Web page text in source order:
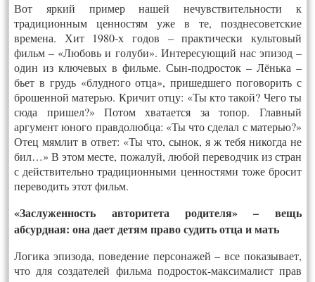
Вот яркий пример нашей нечувствительности к
традиционным ценностям уже в те, позднесоветские
времена. Хит 1980-х годов – практически культовый
фильм – «Любовь и голуби». Интересующий нас эпизод –
один из ключевых в фильме. Сын-подросток – Лёнька –
бьет в грудь «блудного отца», пришедшего поговорить с
брошенной матерью. Кричит отцу: «Ты кто такой? Чего ты
сюда пришел?» Потом хватается за топор. Главный
аргумент юного правдолюбца: «Ты что сделал с матерью?»
Отец мямлит в ответ: «Ты что, сынок, я ж тебя никогда не
бил…» В этом месте, пожалуй, любой переводчик из стран
с действительно традиционными ценностями тоже бросит
переводить этот фильм.
«Заслуженность авторитета родителя» – вещь
абсурдная: она дает детям право судить отца и мать
Логика эпизода, поведение персонажей – все показывает,
что для создателей фильма подросток-максималист прав